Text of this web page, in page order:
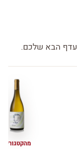
הבא שלכם.
מהקטגוריה